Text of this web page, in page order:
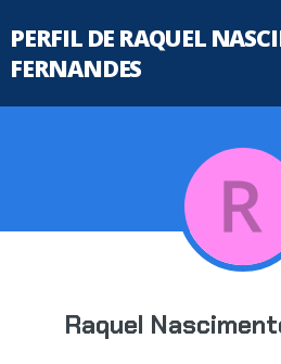
PERFIL DE RAQUEL
FERNANDES
Raquel